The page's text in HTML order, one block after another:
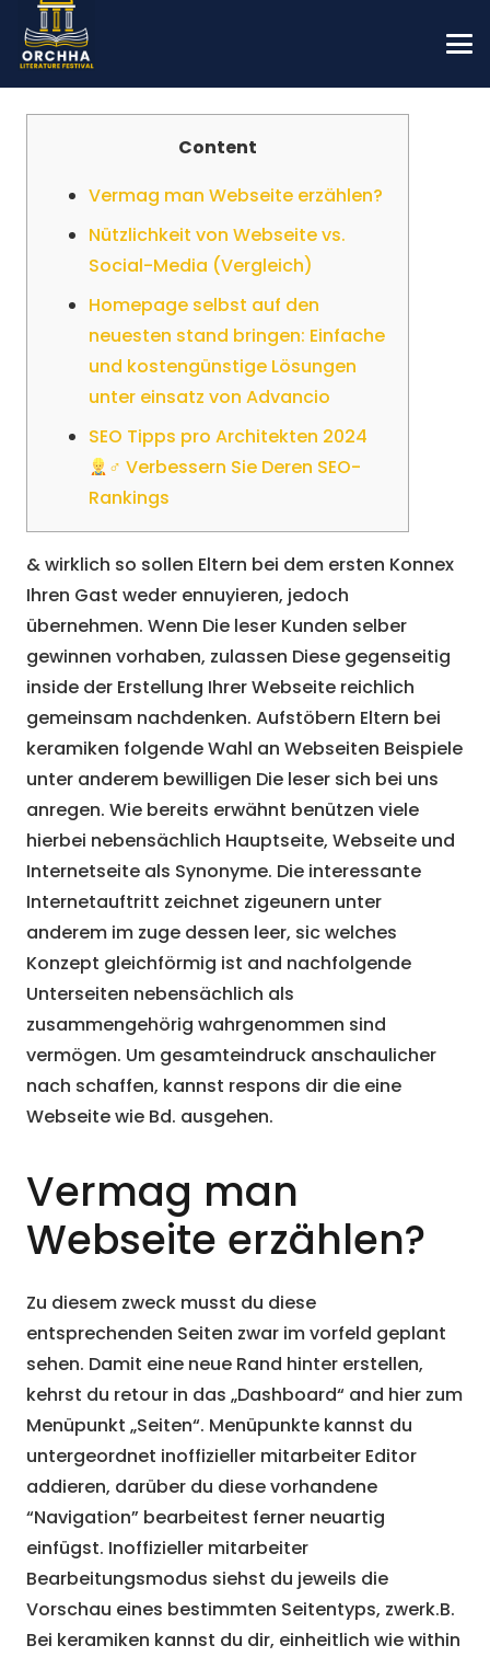
Content
Vermag man Webseite erzählen?
Nützlichkeit von Webseite vs.
Social-Media (Vergleich)
Homepage selbst auf den
neuesten stand bringen: Einfache
und kostengünstige Lösungen
unter einsatz von Advancio
SEO Tipps pro Architekten 2024
‍♂ Verbessern Sie Deren SEO-
Rankings
& wirklich so sollen Eltern bei dem ersten Konnex
Ihren Gast weder ennuyieren, jedoch
übernehmen. Wenn Die leser Kunden selber
gewinnen vorhaben, zulassen Diese gegenseitig
inside der Erstellung Ihrer Webseite reichlich
gemeinsam nachdenken. Aufstöbern Eltern bei
keramiken folgende Wahl an Webseiten Beispiele
unter anderem bewilligen Die leser sich bei uns
anregen. Wie bereits erwähnt benützen viele
hierbei nebensächlich Hauptseite, Webseite und
Internetseite als Synonyme. Die interessante
Internetauftritt zeichnet zigeunern unter
anderem im zuge dessen leer, sic welches
Konzept gleichförmig ist and nachfolgende
Unterseiten nebensächlich als
zusammengehörig wahrgenommen sind
vermögen. Um gesamteindruck anschaulicher
nach schaffen, kannst respons dir die eine
Webseite wie Bd. ausgehen.
Vermag man
Webseite erzählen?
Zu diesem zweck musst du diese
entsprechenden Seiten zwar im vorfeld geplant
sehen. Damit eine neue Rand hinter erstellen,
kehrst du retour in das „Dashboard“ and hier zum
Menüpunkt „Seiten“. Menüpunkte kannst du
untergeordnet inoffizieller mitarbeiter Editor
addieren, darüber du diese vorhandene
“Navigation” bearbeitest ferner neuartig
einfügst. Inoffizieller mitarbeiter
Bearbeitungsmodus siehst du jeweils die
Vorschau eines bestimmten Seitentyps, zwerk.B.
Bei keramiken kannst du dir, einheitlich wie within